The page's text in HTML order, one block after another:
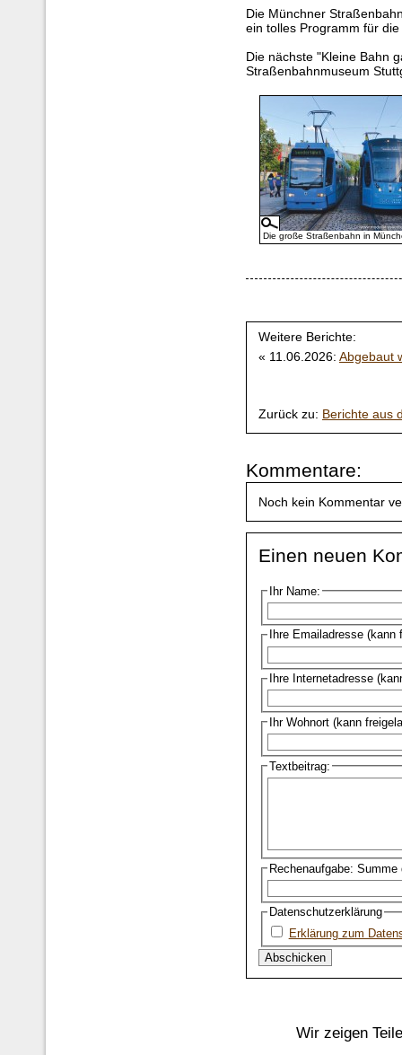
Die Münchner
ein tolles Programm für
Die nächste "Kleine Bahn
Straßenbahnmuseum
Die große Straßenbahn in
Weitere Berichte:
« 11.06.2026: Abgebaut
Zurück zu: Berichte aus
Kommentare:
Noch kein Kommentar
Einen neuen
Ihr Name:
Ihre Emailadresse
Ihre Internetadresse
Ihr Wohnort (kann
Textbeitrag:
Rechenaufgabe:
Datenschutzerklärung
Erklärung zum
Wir zeigen